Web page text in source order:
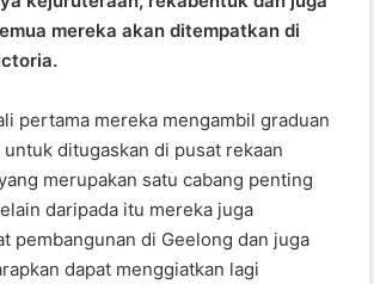
mereka akan ditempatkan di
pertama mereka mengambil graduan
ditugaskan di pusat rekaan
merupakan satu cabang penting
daripada itu mereka juga
pembangunan di Geelong dan juga
dapat menggiatkan lagi